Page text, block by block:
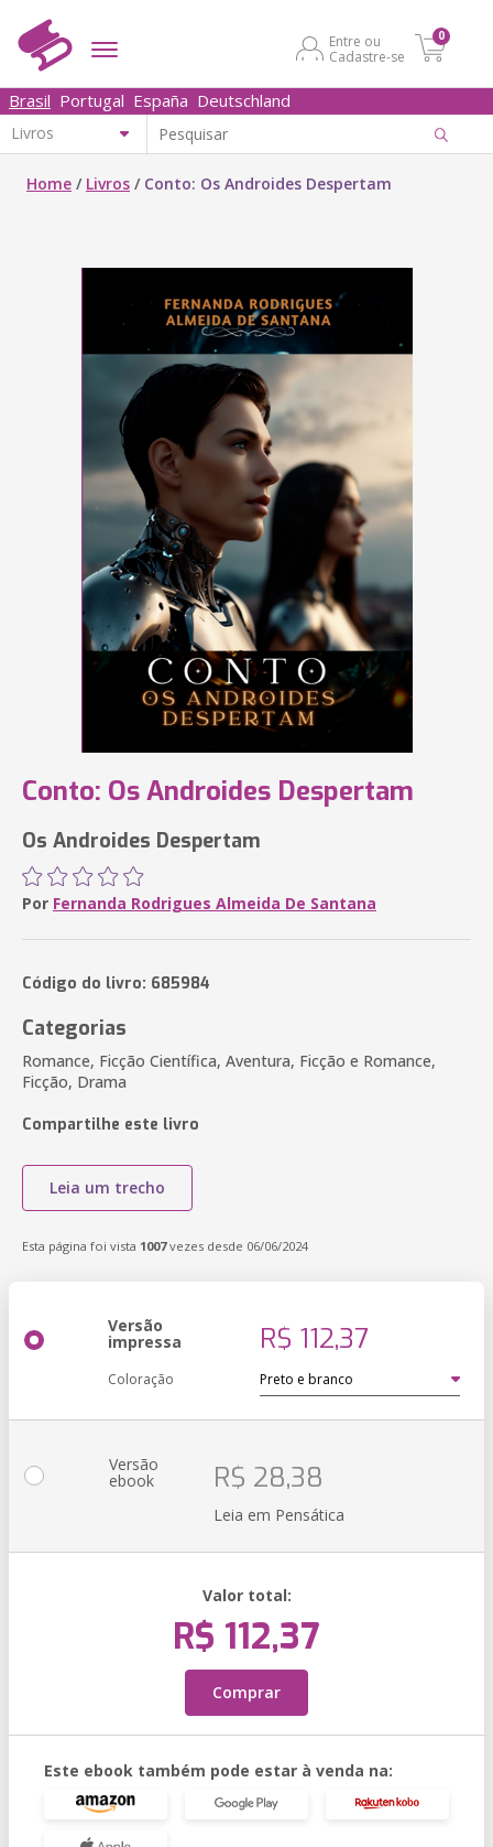
Entre ou
Cadastre-se
0
Brasil Portugal España Deutschland
Home / Livros / Conto: Os Androides Despertam
Conto: Os Androides Despertam
Os Androides Despertam
Por Fernanda Rodrigues Almeida De Santana
Código do livro: 685984
Categorias
Romance, Ficção Científica, Aventura, Ficção e Romance,
Ficção, Drama
Compartilhe este livro
Leia um trecho
Esta página foi vista 1007vezes desde 06/06/2024
Versão
impressa R$ 112,37
Coloração
Versão
ebook R$ 28,38
Leia em Pensática
Valor total:
R$ 112,37
Comprar
Este ebook também pode estar à venda na: